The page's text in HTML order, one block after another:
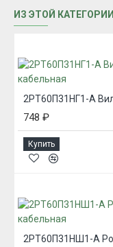
ИЗ ЭТОЙ КАТЕГОРИИ
748 ₽
Купить